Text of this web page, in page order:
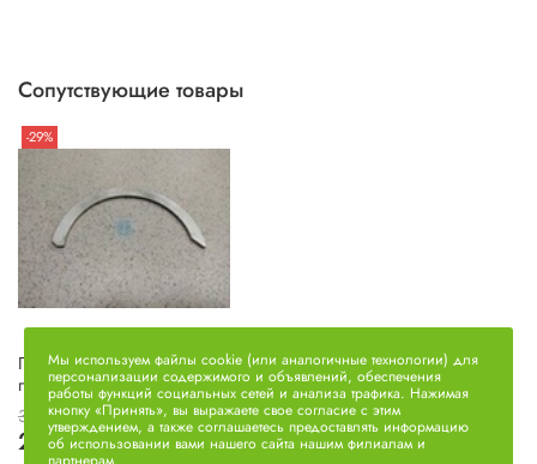
Сопутствующие товары
-29%
Полукольцо упорного
подшипника 650.1005193
350 руб
250 руб
Мы используем файлы cookie (или аналогичные технологии) для
персонализации содержимого и объявлений, обеспечения
работы функций социальных сетей и анализа трафика. Нажимая
кнопку «Принять», вы выражаете свое согласие с этим
утверждением, а также соглашаетесь предоставлять информацию
об использовании вами нашего сайта нашим филиалам и